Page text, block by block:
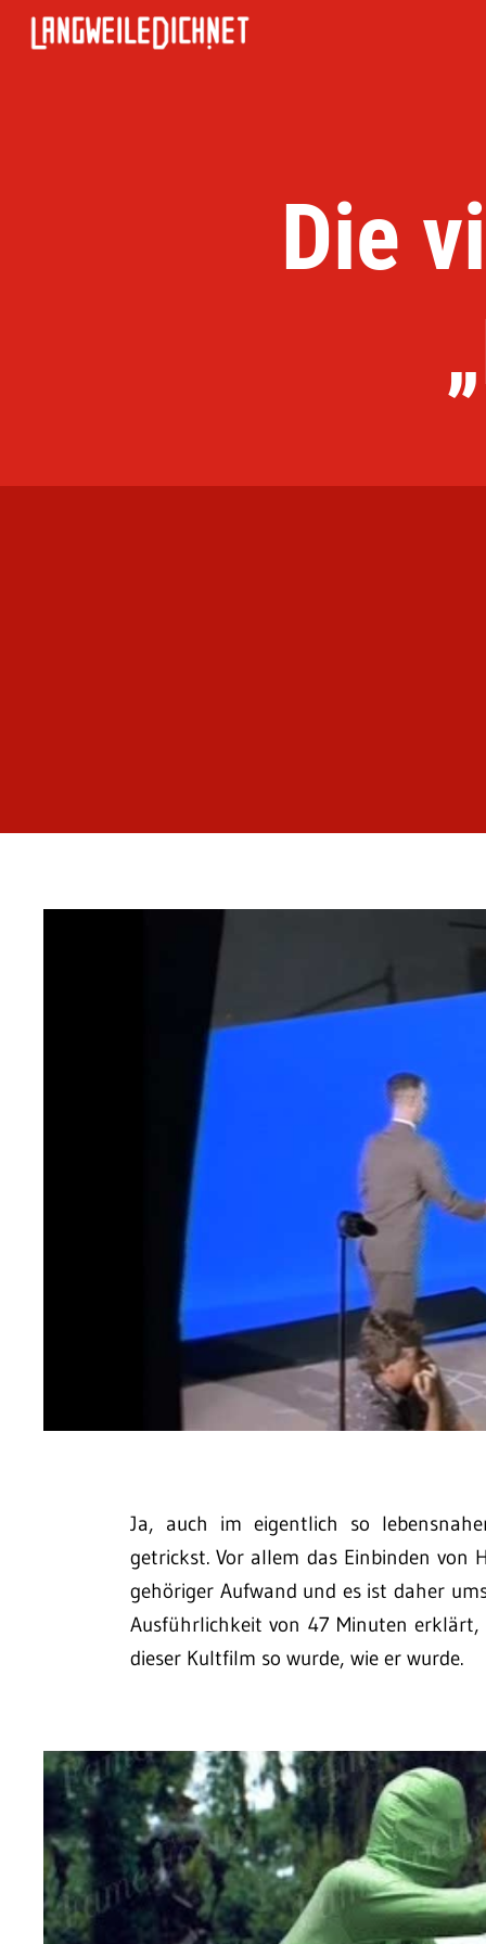
Die
Ja, auch im eigentlich so
getrickst. Vor allem das Einbinden von
gehöriger Aufwand und es ist daher
Ausführlichkeit von 47 Minuten
dieser Kultfilm so wurde, wie er wurde.